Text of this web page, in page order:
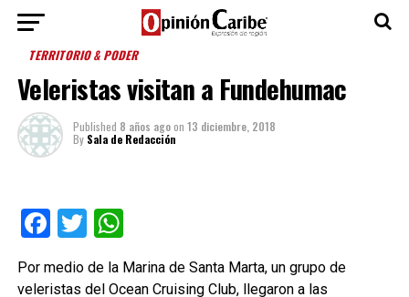
TERRITORIO & PODER
Veleristas visitan a Fundehumac
Published 8 años agoon 13 diciembre, 2018
By Sala de Redacción
Facebook
TwitterWhatsApp
Por medio de la Marina de Santa Marta, un grupo de
veleristas del Ocean Cruising Club, llegaron a las